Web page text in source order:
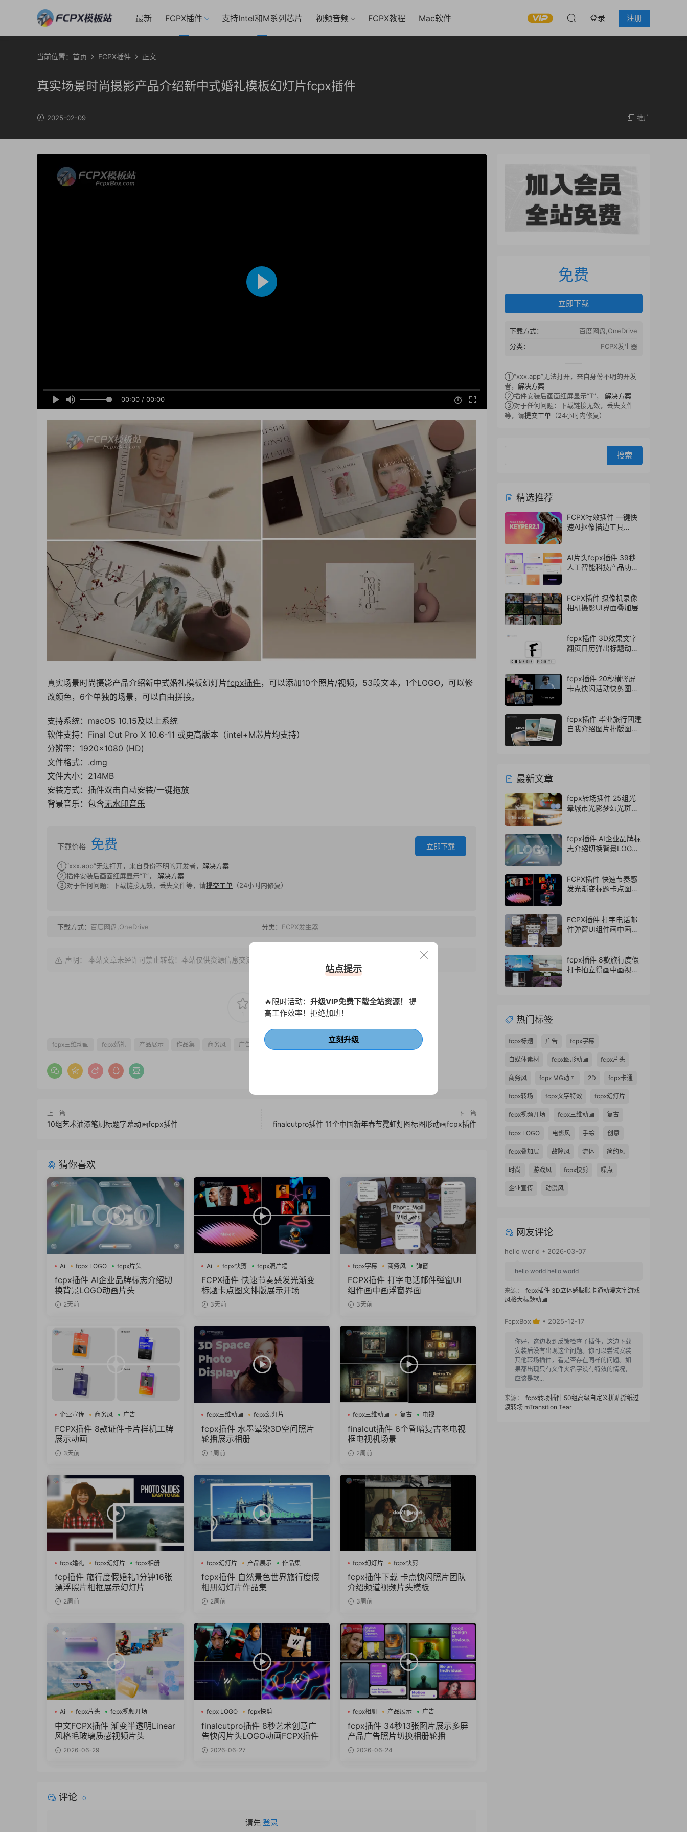
最新 FCPX插件 支持Intel和M系列芯片 视频音频 FCPX教程 Mac软件 登录 注册
当前位置： 首页 FCPX插件 正文
真实场景时尚摄影产品介绍新中式婚礼模板幻灯片fcpx插件
2025-02-09 推广
00:00 / 00:00
真实场景时尚摄影产品介绍新中式婚礼模板幻灯片fcpx插件，可以添加10个照片/视频，53段文本，1个LOGO，可以修
改颜色，6个单独的场景，可以自由拼接。
支持系统：macOS 10.15及以上系统
软件支持：Final Cut Pro X 10.6-11 或更高版本（intel+M芯片均支持）
分辨率：1920×1080 (HD)
文件格式：.dmg
文件大小：214MB
安装方式：插件双击自动安装/一键拖放
背景音乐：包含无水印音乐
下载价格 免费 立即下载
①“xxx.app”无法打开，来自身份不明的开发者， 解决方案
②插件安装后画面红屏显示“T”， 解决方案
③对于任何问题：下载链接无效，丢失文件等，请提交工单 （24小时内修复）
下载方式： 百度网盘,OneDrive 分类： FCPX发生器
声明： 本站文章未经许可禁止转载！本站仅供资源信息交流学习， 版权说明
1 0
fcpx三维动画 fcpx婚礼 产品展示 作品集 商务风 广告
上一篇
10组艺术油漆笔刷标题字幕动画fcpx插件
下一篇
finalcutpro插件 11个中国新年春节霓虹灯图标图形动画fcpx插件
猜你喜欢
Ai fcpx LOGO fcpx片头
fcpx插件 AI企业品牌标志介绍切
换背景LOGO动画片头
2天前
Ai fcpx快剪 fcpx照片墙
FCPX插件 快速节奏感发光渐变
标题卡点图文排版展示开场
3天前
fcpx字幕 商务风 弹窗
FCPX插件 打字电话邮件弹窗UI
组件画中画浮窗界面
3天前
企业宣传 商务风 广告
FCPX插件 8款证件卡片样机工牌
展示动画
3天前
fcpx三维动画
fcpx幻灯片
fcpx相册
fcpx插件 水墨晕染3D空间照片
轮播展示相册
1周前
fcpx三维动画 复古 电视
finalcut插件 6个昏暗复古老电视
框电视机场景
2周前
fcpx婚礼 fcpx幻灯片 fcpx相册
fcp插件 旅行度假婚礼1分钟16张
漂浮照片相框展示幻灯片
2周前
fcpx幻灯片 产品展示 作品集
fcpx插件 自然景色世界旅行度假
相册幻灯片作品集
2周前
fcpx幻灯片
fcpx快剪
fcpx视频开场
fcpx插件下载 卡点快闪照片团队
介绍频道视频片头模板
3周前
Ai fcpx片头 fcpx视频开场
中文FCPX插件 渐变半透明Linear
风格毛玻璃质感视频片头
2026-06-29
fcpx LOGO
fcpx快剪
finalcutpro插件 8秒艺术创意广
告快闪片头LOGO动画FCPX插件
2026-06-27
fcpx相册 产品展示 广告
fcpx插件 34秒13张图片展示多屏
产品广告照片切换相册轮播
2026-06-24
评论 0
请先 登录
免费
立即下载
下载方式：
百度网盘,OneDrive
分类：
FCPX发生器
①“xxx.app”无法打开，来自身份不明的开发
者， 解决方案
②插件安装后画面红屏显示“T”， 解决方案
③对于任何问题：下载链接无效，丢失文件
等，请提交工单 （24小时内修复）
精选推荐
FCPX特效插件 一键快
速AI抠像描边工具
AI片头fcpx插件 39秒
人工智能科技产品功能
FCPX插件 摄像机录像
相机摄影UI界面叠加层
fcpx插件 3D效果文字
翻页日历弹出标题动画
fcpx插件 20秒横竖屏
卡点快闪活动快剪图文
fcpx插件 毕业旅行团建
自我介绍图片排版图文
最新文章
fcpx转场插件 25组光
晕城市光影梦幻光斑转
fcpx插件 AI企业品牌标
志介绍切换背景LOGO
FCPX插件 快速节奏感
发光渐变标题卡点图文
FCPX插件 打字电话邮
件弹窗UI组件画中画浮
fcpx插件 8款旅行度假
打卡拍立得画中画视频
热门标签
fcpx标题 广告 fcpx字幕
自媒体素材 fcpx图形动画 fcpx片头
商务风 fcpx MG动画 2D fcpx卡通
fcpx转场 fcpx文字特效 fcpx幻灯片
fcpx视频开场 fcpx三维动画 复古
fcpx LOGO 电影风 手绘 创意
fcpx叠加层 故障风 流体 简约风
时尚 游戏风 fcpx快剪 噪点
企业宣传 动漫风
网友评论
hello world • 2026-03-07
hello world hello world
来源：
fcpx插件 3D立体感膨胀卡通动漫文字游戏
风格大标题动画
FcpxBox • 2025-12-17
你好，这边收到反馈检查了插件，这边下载
安装后没有出现这个问题。你可以尝试安装
其他转场插件，看是否存在同样的问题。如
果都出现只有文件夹名字没有特效的情况，
应该是软...
来源：
fcpx转场插件 50组高级自定义拼贴撕纸过
渡转场 mTransition Tear
站点提示
🔥限时活动： 升级VIP免费下载全站资源！ 提
高工作效率！拒绝加班！
立刻升级